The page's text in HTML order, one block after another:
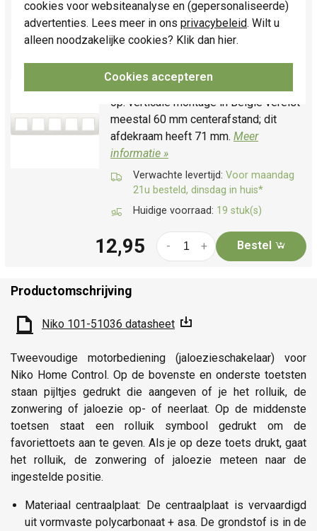
cookies voor websiteanalyse en (gepersonaliseerde)
advertenties. Lees meer in ons privacybeleid. Wilt u
alleen noodzakelijke cookies? Klik dan hier.
Cookies accepteren
76005)
Vijfvoudig afdekraam, serie: Original,
horizontale en verticale montage. Let
op: verticale montage in België vereist
meestal 60 mm centerafstand; dit
afdekraam heeft 71 mm. Meer
informatie »
Verwachte levertijd: Voor maandag
21u besteld, dinsdag in huis*
Huidige voorraad: 19 stuk(s)
12,95 +
- Bestel
Productomschrijving
Niko 101-51036 datasheet
Tweevoudige motorbediening (jaloezieschakelaar) voor
Niko Home Control. Op de bovenste en onderste toetsten
staan pijltjes gedrukt die aangeven of je het rolluik, de
zonwering of jaloezie op- of neerlaat. Op de middenste
toetsen staat een rolluik symbool gedrukt om de
favoriettoets aan te geven. Als je op deze toets drukt, gaat
het rolluik, de zonwering of jaloezie meteen naar de
ingestelde positie.
Materiaal centraalplaat: De centraalplaat is vervaardigd
uit vormvaste polycarbonaat + asa. De grondstof is in de